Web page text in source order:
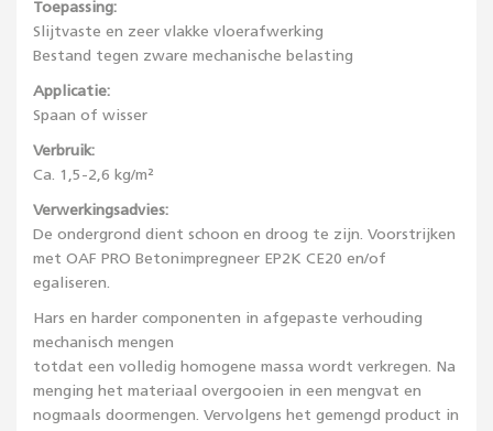
Toepassing:
Slijtvaste en zeer vlakke vloerafwerking
Bestand tegen zware mechanische belasting
Applicatie:
Spaan of wisser
Verbruik:
Ca. 1,5-2,6 kg/m²
Verwerkingsadvies:
De ondergrond dient schoon en droog te zijn. Voorstrijken
met OAF PRO Betonimpregneer EP2K CE20 en/of
egaliseren.
Hars en harder componenten in afgepaste verhouding
mechanisch mengen
totdat een volledig homogene massa wordt verkregen. Na
menging het materiaal overgooien in een mengvat en
nogmaals doormengen. Vervolgens het gemengd product in